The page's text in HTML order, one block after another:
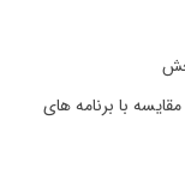
با برنامه های